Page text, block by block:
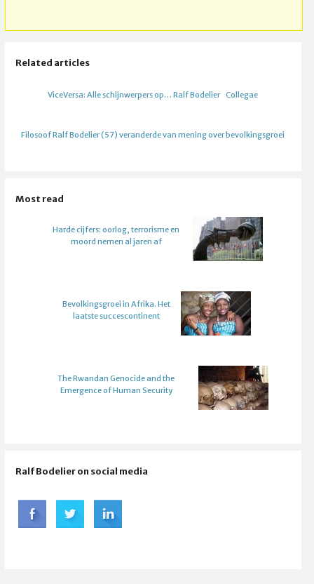
Related articles
ViceVersa: Alle schijnwerpers op… Ralf Bodelier Collegae
Filosoof Ralf Bodelier (57) veranderde van mening over bevolkingsgroei
Most read
Harde cijfers: oorlog, terrorisme en
moord nemen al jaren af
Bevolkingsgroei in Afrika. Het
laatste succescontinent
The Rwandan Genocide and the
Emergence of Human Security
Ralf Bodelier on social media